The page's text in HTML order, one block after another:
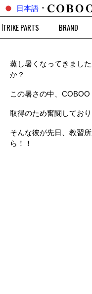
日本語 ▼
TRIKE PARTS BRAND
蒸し暑くなってきまし
か？
この暑さの中、
取得のため奮闘しており
そんな彼が先日、教習
ら！！